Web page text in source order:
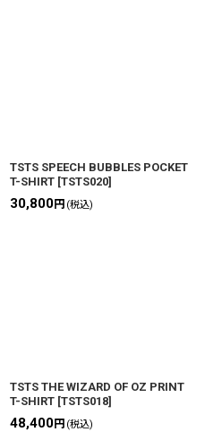
TSTS SPEECH BUBBLES POCKET
T-SHIRT [TSTS020]
30,800円 (税込)
TSTS THE WIZARD OF OZ PRINT
T-SHIRT [TSTS018]
48,400円 (税込)